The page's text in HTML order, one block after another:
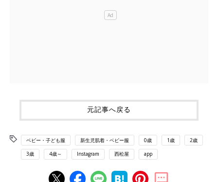
元記事へ戻る
ベビー・子ども服 新生児肌着・ベビー服 0歳 1歳 2歳
3歳 4歳～ Instagram 西松屋 app